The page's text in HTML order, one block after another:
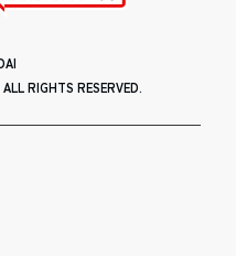
RIGHTS RESERVED.